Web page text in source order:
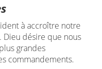
à accroître notre
Dieu désire que nous
grandes
commandements.